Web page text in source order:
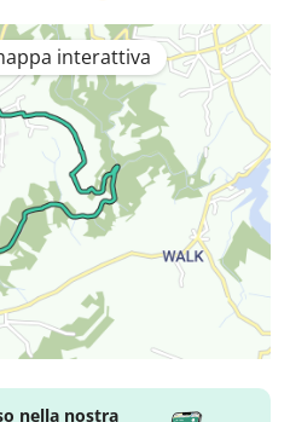
interattiva
nella nostra